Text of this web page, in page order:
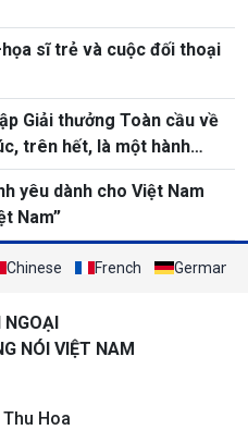
sĩ trẻ và cuộc đối thoại
Giải thưởng Toàn cầu về
trên hết, là một hành
yêu dành cho Việt Nam
Nam”
Chinese French German
NGOẠI
NÓI VIỆT NAM
Hoa